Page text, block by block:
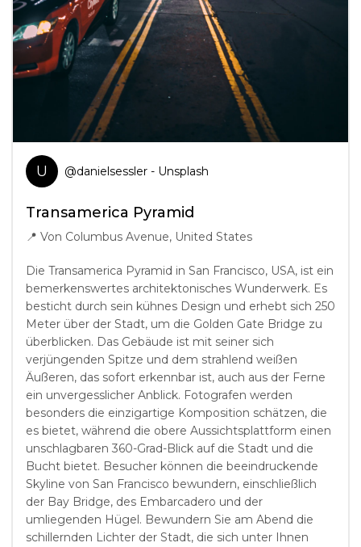
U @danielsessler- Unsplash
Transamerica Pyramid
📍 Von Columbus Avenue, United States
Die Transamerica Pyramid in San Francisco, USA, ist ein
bemerkenswertes architektonisches Wunderwerk. Es
besticht durch sein kühnes Design und erhebt sich 250
Meter über der Stadt, um die Golden Gate Bridge zu
überblicken. Das Gebäude ist mit seiner sich
verjüngenden Spitze und dem strahlend weißen
Äußeren, das sofort erkennbar ist, auch aus der Ferne
ein unvergesslicher Anblick. Fotografen werden
besonders die einzigartige Komposition schätzen, die
es bietet, während die obere Aussichtsplattform einen
unschlagbaren 360-Grad-Blick auf die Stadt und die
Bucht bietet. Besucher können die beeindruckende
Skyline von San Francisco bewundern, einschließlich
der Bay Bridge, des Embarcadero und der
umliegenden Hügel. Bewundern Sie am Abend die
schillernden Lichter der Stadt, die sich unter Ihnen